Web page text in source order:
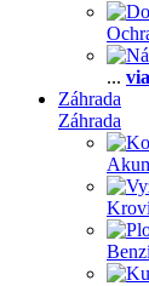
...
Záhrada
Záhrada